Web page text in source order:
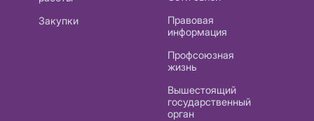
Закупки
Правовая
информация
Профсоюзная
жизнь
Вышестоящий
государственный
орган